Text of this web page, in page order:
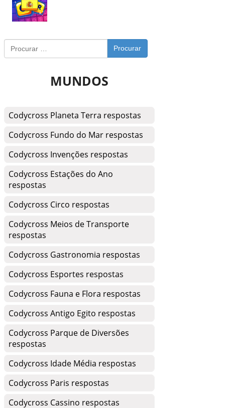
Procurar
MUNDOS
Codycross Planeta Terra respostas
Codycross Fundo do Mar respostas
Codycross Invenções respostas
Codycross Estações do Ano
respostas
Codycross Circo respostas
Codycross Meios de Transporte
respostas
Codycross Gastronomia respostas
Codycross Esportes respostas
Codycross Fauna e Flora respostas
Codycross Antigo Egito respostas
Codycross Parque de Diversões
respostas
Codycross Idade Média respostas
Codycross Paris respostas
Codycross Cassino respostas